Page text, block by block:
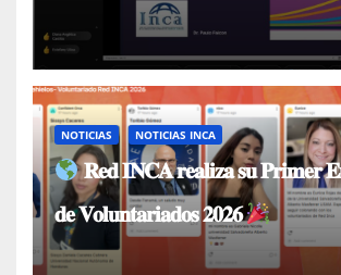
el Dr. Paulo Falcón
NOTICIAS NOTICIAS INCA
𝐑𝐞𝐝 𝐈𝐍𝐂𝐀 𝐫𝐞𝐚𝐥𝐢𝐳𝐚 𝐬𝐮 𝐏𝐫𝐢𝐦𝐞𝐫
𝐝𝐞 𝐕𝐨𝐥𝐮𝐧𝐭𝐚𝐫𝐢𝐚𝐝𝐨𝐬 𝟐𝟎𝟐𝟔